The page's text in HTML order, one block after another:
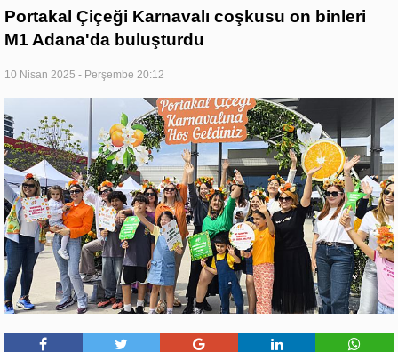
Portakal Çiçeği Karnavalı coşkusu on binleri
M1 Adana'da buluşturdu
10 Nisan 2025 - Perşembe 20:12